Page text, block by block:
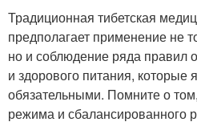
Традиционная тибетская
предполагает применение не
но и соблюдение ряда правил
и здорового питания, которые
обязательными. Помните о
режима и сбалансированного